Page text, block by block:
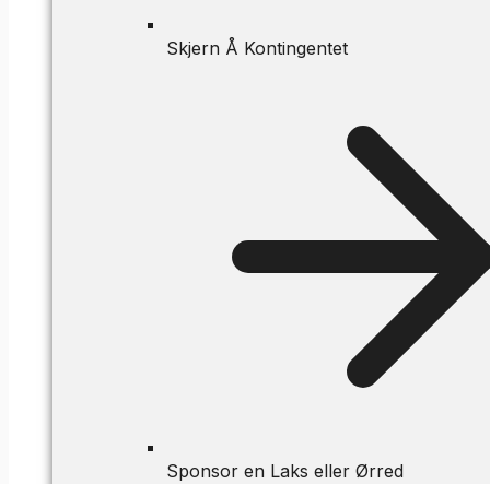
Skjern Å Kontingentet
Sponsor en Laks eller Ørred